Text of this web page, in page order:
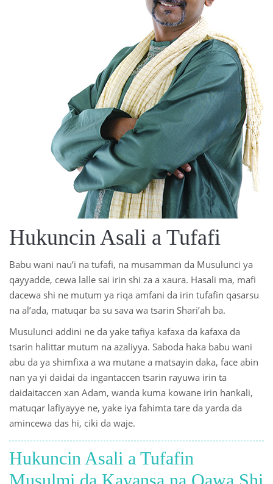
Hukuncin Asali a Tufafi
Babu wani nau’i na tufafi, na musamman da Musulunci ya
qayyadde, cewa lalle sai irin shi za a xaura. Hasali ma, mafi
dacewa shi ne mutum ya riqa amfani da irin tufafin qasarsu
na al’ada, matuqar ba su sava wa tsarin Shari’ah ba.
Musulunci addini ne da yake tafiya kafaxa da kafaxa da
tsarin halittar mutum na azaliyya. Saboda haka babu wani
abu da ya shimfixa a wa mutane a matsayin daka, face abin
nan ya yi daidai da ingantaccen tsarin rayuwa irin ta
daidaitaccen xan Adam, wanda kuma kowane irin hankali,
matuqar lafiyayye ne, yake iya fahimta tare da yarda da
amincewa das hi, ciki da waje.
Hukuncin Asali a Tufafin